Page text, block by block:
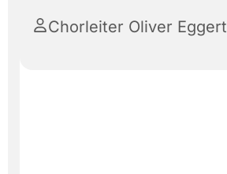
Chorleiter Oliver Eggert